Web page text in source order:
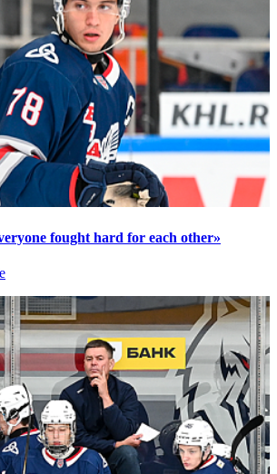
fought hard for each other»